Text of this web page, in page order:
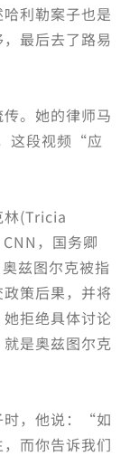
利勒案子也是
最后去了路易
。她的律师马
这段视频“应
林(Tricia
，国务卿
兹图尔克被指
策后果，并将
拒绝具体讨论
是奥兹图尔克
时，他说：“如
而你告诉我们